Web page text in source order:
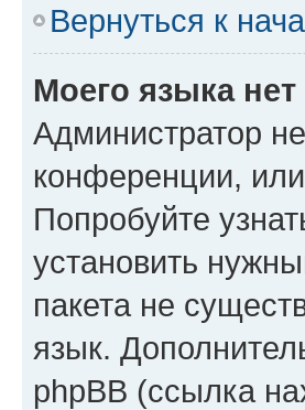
Вернуться к
Моего языка нет
Администратор
конференции,
Попробуйте
установить
пакета не
язык.
phpBB (ссылка